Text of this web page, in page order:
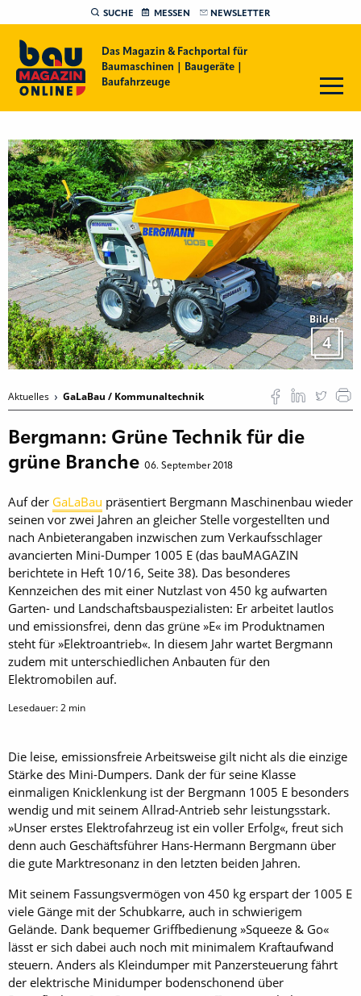
SUCHE MESSEN NEWSLETTER
Das Magazin & Fachportal für
Baumaschinen | Baugeräte |
Baufahrzeuge
Bilder
4
Aktuelles GaLaBau / Kommunaltechnik
Bergmann: Grüne Technik für die
grüne Branche 06. September 2018
Auf der GaLaBau präsentiert Bergmann Maschinenbau wieder
seinen vor zwei Jahren an gleicher Stelle vorgestellten und
nach Anbieterangaben inzwischen zum Verkaufsschlager
avancierten Mini-Dumper 1005 E (das bauMAGAZIN
berichtete in Heft 10/16, Seite 38). Das besonderes
Kennzeichen des mit einer Nutzlast von 450 kg aufwarten
Garten- und Landschaftsbauspezialisten: Er arbeitet lautlos
und emissionsfrei, denn das grüne »E« im Produktnamen
steht für »Elektroantrieb«. In diesem Jahr wartet Bergmann
zudem mit unterschiedlichen Anbauten für den
Elektromobilen auf.
Lesedauer:2 min
Die leise, emissionsfreie Arbeitsweise gilt nicht als die einzige
Stärke des Mini-Dumpers. Dank der für seine Klasse
einmaligen Knicklenkung ist der Bergmann 1005 E besonders
wendig und mit seinem Allrad-Antrieb sehr leistungsstark.
»Unser erstes Elektrofahrzeug ist ein voller Erfolg«, freut sich
denn auch Geschäftsführer Hans-Hermann Bergmann über
die gute Marktresonanz in den letzten beiden Jahren.
Mit seinem Fassungsvermögen von 450 kg erspart der 1005 E
viele Gänge mit der Schubkarre, auch in schwierigem
Gelände. Dank bequemer Griffbedienung »Squeeze & Go«
lässt er sich dabei auch noch mit minimalem Kraftaufwand
steuern. Anders als Kleindumper mit Panzersteuerung fährt
der elektrische Minidumper bodenschonend über